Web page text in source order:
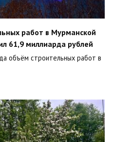
работ в Мурманской
61,9 миллиарда рублей
объём строительных работ в